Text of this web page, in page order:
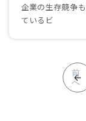
企業の生存競争
ているビ
前
へ